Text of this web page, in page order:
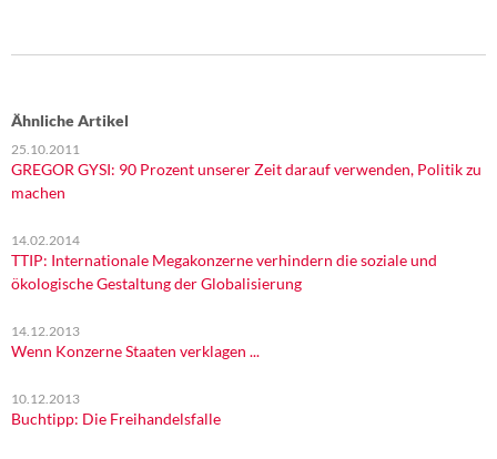
Ähnliche Artikel
25.10.2011
GREGOR GYSI: 90 Prozent unserer Zeit darauf verwenden, Politik zu
machen
14.02.2014
TTIP: Internationale Megakonzerne verhindern die soziale und
ökologische Gestaltung der Globalisierung
14.12.2013
Wenn Konzerne Staaten verklagen ...
10.12.2013
Buchtipp: Die Freihandelsfalle